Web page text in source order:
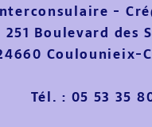
-
251 Boulevard des
Coulounieix-
Tél. : 05 53 35